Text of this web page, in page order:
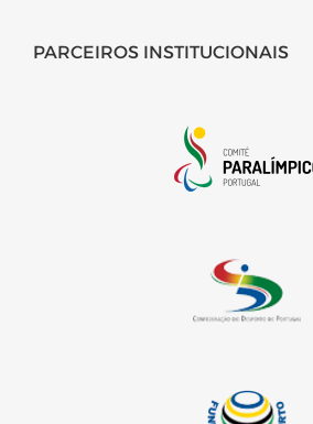
PARCEIROS INSTITUCIONAIS